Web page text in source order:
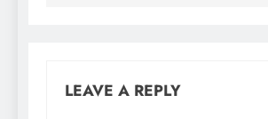
LEAVE A REPLY